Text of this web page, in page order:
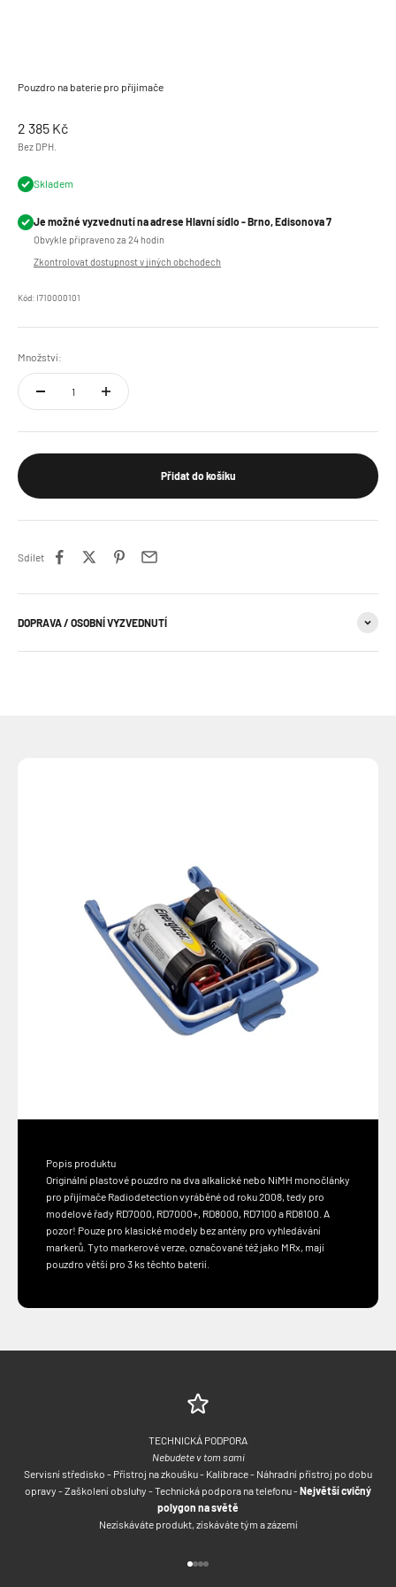
Pouzdro na baterie pro přijímače
Prodejní cena
2 385 Kč
Bez DPH.
Skladem
Je možné vyzvednutí na adrese Hlavní sídlo - Brno, Edisonova 7
Obvykle připraveno za 24 hodin
Zkontrolovat dostupnost v jiných obchodech
Kód: I710000101
Množství:
Přidat do košíku
Sdílet
DOPRAVA / OSOBNÍ VYZVEDNUTÍ
Popis produktu
Originální plastové pouzdro na dva alkalické nebo NiMH monočlánky
pro přijímače Radiodetectionvyráběné od roku 2008, tedy pro
modelové řady RD7000, RD7000+, RD8000, RD7100 a RD8100. A
pozor! Pouze pro klasické modely bez antény pro vyhledávání
markerů. Tyto markerové verze, označované též jako MRx, mají
pouzdro větší pro 3 ks těchto baterií.
TECHNICKÁ PODPORA
Nebudete v tom sami
Servisní středisko - Přístroj na zkoušku - Kalibrace - Náhradní přístroj po dobu
opravy - Zaškolení obsluhy - Technická podpora na telefonu -Největší cvičný
polygon na světě
Nezískáváte produkt, získáváte tým a zázemí